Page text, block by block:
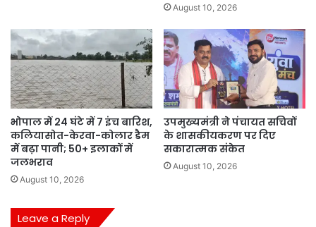
August 10, 2026
भोपाल में 24 घंटे में 7 इंच बारिश,
कलियासोत-केरवा-कोलार डैम
में बढ़ा पानी; 50+ इलाकों में
जलभराव
August 10, 2026
उपमुख्यमंत्री ने पंचायत सचिवों
के शासकीयकरण पर दिए
सकारात्मक संकेत
August 10, 2026
Leave a Reply